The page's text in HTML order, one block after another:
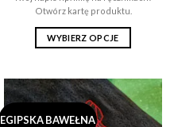
od
59,00zł
do
Otwórz kartę produktu.
WYBIERZ OPCJE
ma
wiele
wariantów.
EGIPSKA BAWEŁNA